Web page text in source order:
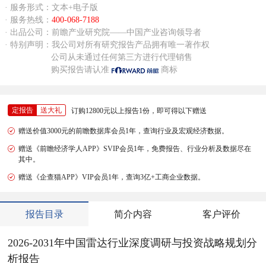
· 服务形式：文本+电子版
· 服务热线： 400-068-7188
· 出品公司：前瞻产业研究院——中国产业咨询领导者
· 特别声明：我公司对所有研究报告产品拥有唯一著作权
公司从未通过任何第三方进行代理销售
购买报告请认准
商标
定报告 送大礼 订购12800元以上报告1份，即可得以下赠送
赠送价值3000元的前瞻数据库会员1年，查询行业及宏观经济数据。
赠送《前瞻经济学人APP》SVIP会员1年，免费报告、行业分析及数据尽在
其中。
赠送《企查猫APP》VIP会员1年，查询3亿+工商企业数据。
报告目录 简介内容 客户评价
2026-2031年中国雷达行业深度调研与投资战略规划分
析报告